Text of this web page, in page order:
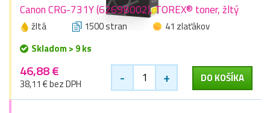
Canon CRG-731Y (6269B002), TOREX® toner, žltý
žltá 1500 stran
41 zlaťákov
Skladom > 9 ks
46,88 €
38,11 € bez DPH - + DO KOŠÍKA